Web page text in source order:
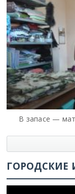
В запасе —
ГОРОДСКИЕ